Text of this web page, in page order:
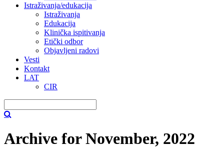
Istraživanja/edukacija
Istraživanja
Edukacija
Klinička ispitivanja
Etički odbor
Objavljeni radovi
Vesti
Kontakt
LAT
CIR
Archive for November, 2022